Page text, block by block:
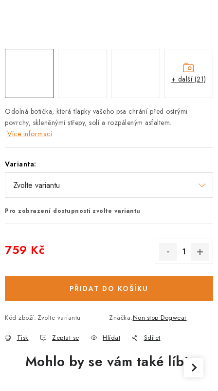
Výměna, vrácení a reklamace
Obchodní podmínky
Hodnocení obchodu
FAQ
Odolná botička, která tlapky vašeho psa chrání před ostrými
povrchy, skleněnými střepy, solí a rozpáleným asfaltem.
Více informací
Varianta:
Pro zobrazení dostupnosti zvolte variantu
759 Kč
PŘIDAT DO KOŠÍKU
Kód zboží: Zvolte variantu Značka:Non-stop Dogwear
Tisk Zeptat se Hlídat Sdílet
+ další (21)
Mohlo by se vám také líbit